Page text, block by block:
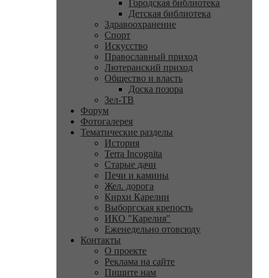
Городская библиотека
Детская библиотека
Здравоохранение
Спорт
Искусство
Православный приход
Лютеранский приход
Общество и власть
Доска позора
Зел-ТВ
Форум
Фотогалерея
Тематические разделы
История
Terra Incognita
Старые дачи
Печи и камины
Жел. дорога
Кирхи Карелии
Выборгская крепость
ИКО "Карелия"
Еженедельно отовсюду
Контакты
О проекте
Реклама на сайте
Пишите нам